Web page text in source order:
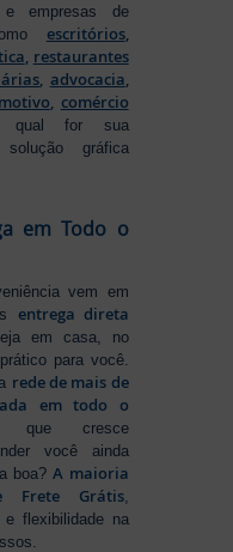
e empresas de
escritórios,
, restaurantes
, advocacia,
, comércio
qual for sua
gráfica
em Todo o
vem em
entrega direta
em casa, no
para você.
rede de mais de
em todo o
que cresce
você ainda
boa?A maioria
Frete Grátis,
e flexibilidade na